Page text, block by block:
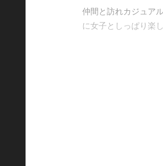
仲間と訪れカジュア
に女子としっぱり楽